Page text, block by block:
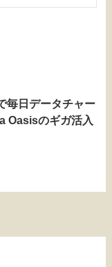
毎日データチャー
Oasisのギガ活入